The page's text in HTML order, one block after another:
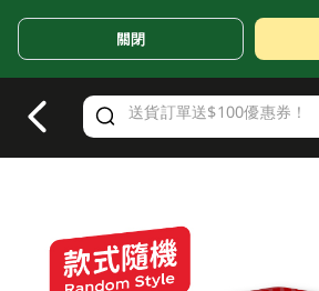
Valid Until 30 June 2026
關閉